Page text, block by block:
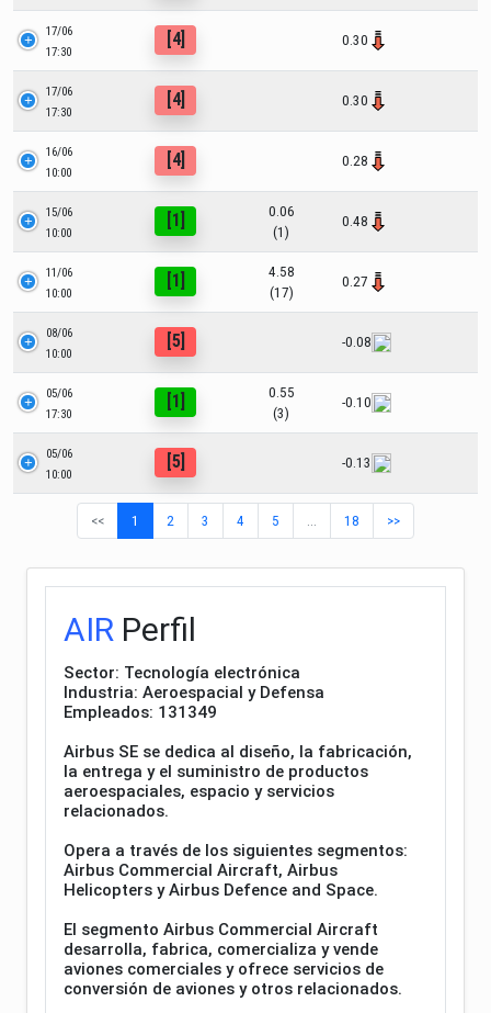
17/06
17:30
[4] 0.30
17/06
17:30
[4] 0.30
16/06
10:00
[4] 0.28
15/06
10:00
[1]
0.06
(1)
0.48
11/06
10:00
[1]
4.58
(17)
0.27
08/06
10:00
[5] -0.08
05/06
17:30
[1]
0.55
(3)
-0.10
05/06
10:00
[5] -0.13
<< 1 2 3 4 5 18 >>
AIR Perfil
Sector: Tecnología electrónica
Industria: Aeroespacial y Defensa
Empleados: 131349
Airbus SE se dedica al diseño, la fabricación,
la entrega y el suministro de productos
aeroespaciales, espacio y servicios
relacionados.
Opera a través de los siguientes segmentos:
Airbus Commercial Aircraft, Airbus
Helicopters y Airbus Defence and Space.
El segmento Airbus Commercial Aircraft
desarrolla, fabrica, comercializa y vende
aviones comerciales y ofrece servicios de
conversión de aviones y otros relacionados.